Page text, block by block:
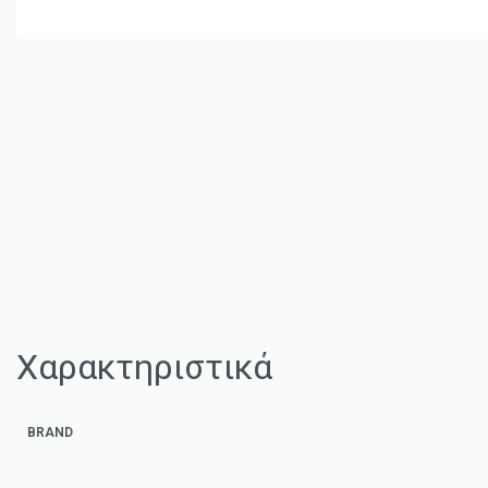
Χαρακτηριστικά
BRAND